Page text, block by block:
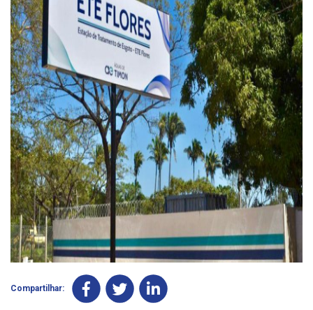
Compartilhar: